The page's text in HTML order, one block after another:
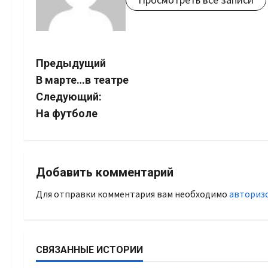
Навигация
записи
Предыдущий
В марте…в театре
Следующий:
На футболе
Добавить комментарий
Для отправки комментария вам необходимо
СВЯЗАННЫЕ ИСТОРИИ